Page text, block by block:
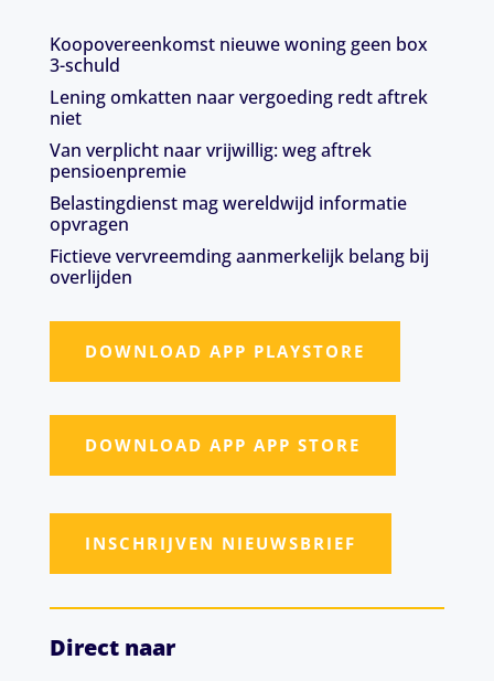
Koopovereenkomst nieuwe woning geen box
3-schuld
Lening omkatten naar vergoeding redt aftrek
niet
Van verplicht naar vrijwillig: weg aftrek
pensioenpremie
Belastingdienst mag wereldwijd informatie
opvragen
Fictieve vervreemding aanmerkelijk belang bij
overlijden
DOWNLOAD APP PLAYSTORE
DOWNLOAD APP APP STORE
INSCHRIJVEN NIEUWSBRIEF
Direct naar